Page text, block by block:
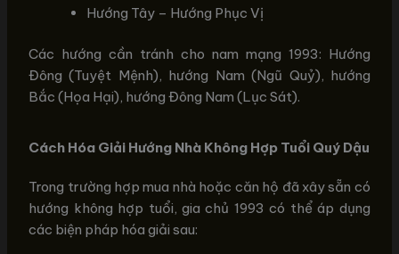
Hướng Tây – Hướng Phục Vị
Các hướng cần tránh cho nam mạng 1993: Hướng
Đông (Tuyệt Mệnh), hướng Nam (Ngũ Quỷ), hướng
Bắc (Họa Hại), hướng Đông Nam (Lục Sát).
Cách Hóa Giải Hướng Nhà Không Hợp Tuổi Quý Dậu
Trong trường hợp mua nhà hoặc căn hộ đã xây sẵn có
hướng không hợp tuổi, gia chủ 1993 có thể áp dụng
các biện pháp hóa giải sau: